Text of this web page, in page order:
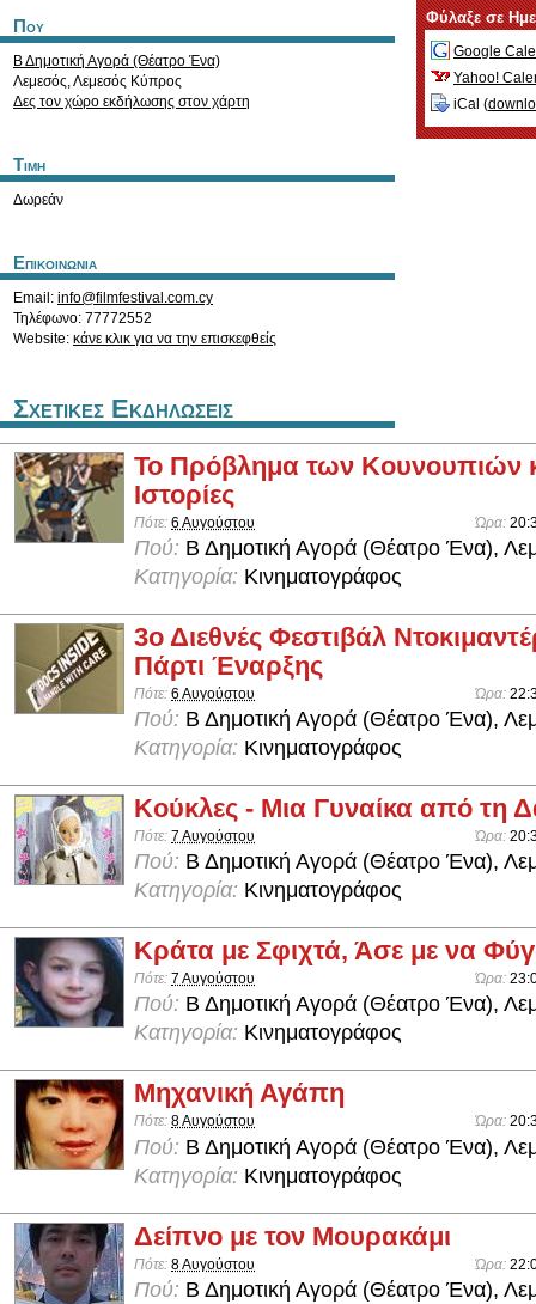
Που
Β Δημοτική Αγορά (Θέατρο Ένα)
Λεμεσός,Λεμεσός Κύπρος
Δες τον χώρο εκδήλωσης στον χάρτη
Τιμη
Δωρεάν
Επικοινωνια
Email: info@filmfestival.com.cy
Τηλέφωνο: 77772552
Website: κάνε κλικ για να την επισκεφθείς
Φύλαξε σε
Google
Yahoo!
iCal (
Σχετικες Εκδηλωσεις
Το Πρόβλημα των Κουνουπιών
Ιστορίες
Πότε: 6 Αυγούστου Ώρα:
Πού: Β Δημοτική Αγορά (Θέατρο Ένα),
Κατηγορία: Κινηματογράφος
3ο Διεθνές Φεστιβάλ
Πάρτι Έναρξης
Πότε: 6 Αυγούστου Ώρα:
Πού: Β Δημοτική Αγορά (Θέατρο Ένα),
Κατηγορία: Κινηματογράφος
Κούκλες - Μια Γυναίκα από τη
Πότε: 7 Αυγούστου Ώρα:
Πού: Β Δημοτική Αγορά (Θέατρο Ένα),
Κατηγορία: Κινηματογράφος
Κράτα με Σφιχτά, Άσε με να
Πότε: 7 Αυγούστου Ώρα:
Πού: Β Δημοτική Αγορά (Θέατρο Ένα),
Κατηγορία: Κινηματογράφος
Μηχανική Αγάπη
Πότε: 8 Αυγούστου Ώρα:
Πού: Β Δημοτική Αγορά (Θέατρο Ένα),
Κατηγορία: Κινηματογράφος
Δείπνο με τον Μουρακάμι
Πότε: 8 Αυγούστου Ώρα:
Πού: Β Δημοτική Αγορά (Θέατρο Ένα),